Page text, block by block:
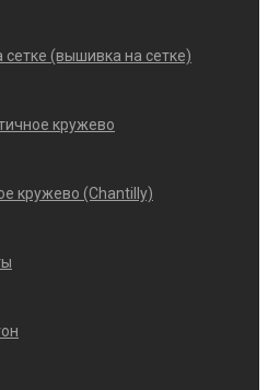
сетке (вышивка на сетке)
кружево
кружево (Chantilly)